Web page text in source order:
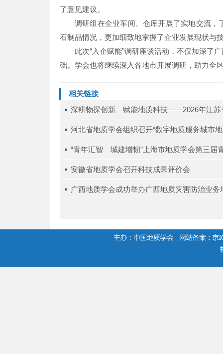
了意见建议。
调研组在企业车间、仓库开展了实地交流
石制品情况，更加细致地掌握了企业发展现状与
此次“入企赋能”调研座谈活动，不仅加深了
础。学会也将继续深入各地市开展调研，助力全
相关链接
▪ 深耕物探创新 赋能地质科技——2026年江苏
▪ 河北省地质学会组织召开“数字地质服务城市
▪ “青年汇智 城建增韧”上海市地质学会第三届
▪ 安徽省地质学会召开科技成果评价会
▪ 广西地质学会成功举办广西地质灾害防治业务
.